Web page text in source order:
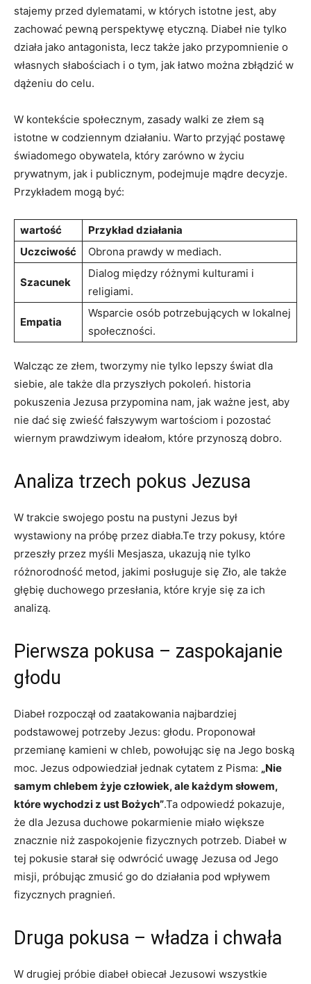
stajemy​ przed dylematami, w których istotne jest, aby
zachować pewną perspektywę etyczną. Diabeł nie tylko
działa jako antagonista,⁣ lecz także jako przypomnienie o
własnych słabościach⁢ i o tym, jak łatwo można zbłądzić w
dążeniu ⁣do celu.
W kontekście społecznym, zasady walki ze złem są
istotne w codziennym działaniu. ‌Warto przyjąć postawę
świadomego obywatela, który zarówno‍ w życiu
⁤prywatnym,⁣ jak i publicznym, podejmuje mądre decyzje.⁤
Przykładem mogą być:
wartość
Przykład ​działania
Uczciwość
Obrona prawdy w mediach.
Szacunek
Dialog między różnymi kulturami ​i
religiami.
Empatia
Wsparcie⁣ osób potrzebujących w lokalnej
społeczności.
Walcząc ze złem, tworzymy nie tylko⁢ lepszy świat dla
⁢siebie, ale także ⁤dla przyszłych⁣ pokoleń. historia
pokuszenia Jezusa przypomina nam, jak ważne jest, aby
nie dać się‍ zwieść fałszywym‌ wartościom i pozostać
wiernym prawdziwym ideałom, które przynoszą dobro.
Analiza ⁣trzech pokus Jezusa
W trakcie swojego postu na pustyni Jezus był
wystawiony na ⁤próbę przez‌ diabła.Te ⁤trzy pokusy, które
przeszły przez myśli Mesjasza, ‍ukazują nie tylko
różnorodność metod,‌ jakimi posługuje się Zło, ale także
głębię duchowego przesłania, które kryje się za ich
analizą.
Pierwsza pokusa‌ – zaspokajanie
głodu
Diabeł ⁢rozpoczął od zaatakowania najbardziej
podstawowej potrzeby Jezus: głodu. Proponował
przemianę kamieni w chleb, powołując się na Jego boską
moc. Jezus odpowiedział jednak cytatem z Pisma: „Nie
samym chlebem żyje człowiek, ale każdym ​słowem,
które wychodzi z‌ ust Bożych”.Ta odpowiedź pokazuje,
że ⁤dla Jezusa duchowe⁣ pokarmienie miało większe
znacznie niż zaspokojenie fizycznych potrzeb. Diabeł​ w
tej pokusie starał się odwrócić uwagę Jezusa od Jego
misji, próbując zmusić go do działania pod wpływem
fizycznych pragnień.
Druga pokusa ‍– władza ⁣i chwała
W⁤ drugiej próbie diabeł obiecał Jezusowi wszystkie